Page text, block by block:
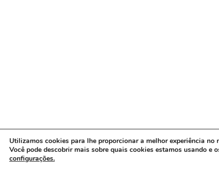
Utilizamos cookies para lhe proporcionar a melhor experiência no
Você pode descobrir mais sobre quais cookies estamos usando e
configurações.